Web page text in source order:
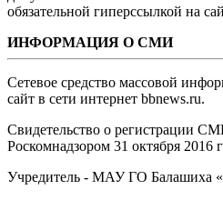
обязательной гиперссылкой на
ИНФОРМАЦИЯ О СМИ
Сетевое средство массовой
сайт в сети интернет bbnews.ru.
Свидетельство о регистрации
Роскомнадзором 31 октября 2016
Учредитель - МАУ ГО Балашиха